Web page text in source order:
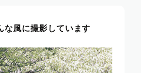
な風に撮影しています